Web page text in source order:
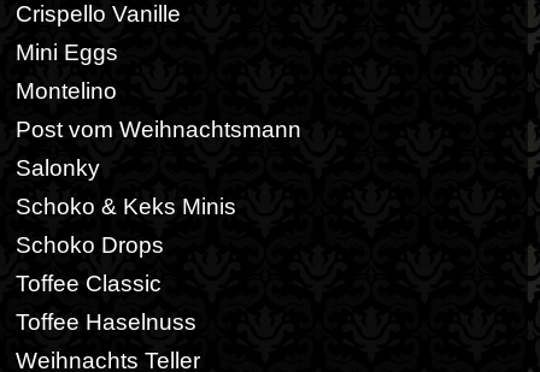
Crispello Vanille
Mini Eggs
Montelino
Post vom Weihnachtsmann
Salonky
Schoko & Keks Minis
Schoko Drops
Toffee Classic
Toffee Haselnuss
Weihnachts Teller